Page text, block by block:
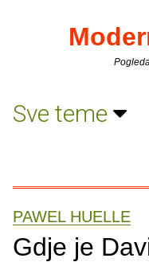
Sve teme
PAWEL HUELLE
Gdje je